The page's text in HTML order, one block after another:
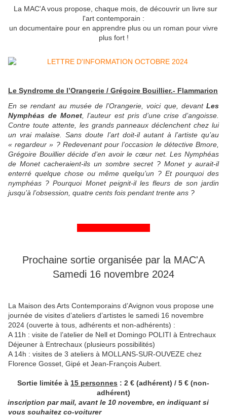
La MAC'A vous propose, chaque mois, de découvrir un livre sur
l'art contemporain :
un documentaire pour en apprendre plus ou un roman pour vivre
plus fort !
Le Syndrome de l’Orangerie / Grégoire Bouillier.- Flammarion
En se rendant au musée de l’Orangerie, voici que, devant Les
Nymphéas de Monet, l’auteur est pris d’une crise d’angoisse.
Contre toute attente, les grands panneaux déclenchent chez lui
un vrai malaise. Sans doute l’art doit-il autant à l’artiste qu’au
« regardeur » ? Redevenant pour l’occasion le détective Bmore,
Grégoire Bouillier décide d’en avoir le cœur net. Les Nymphéas
de Monet cacheraient-ils un sombre secret ? Monet y aurait-il
enterré quelque chose ou même quelqu’un ? Et pourquoi des
nymphéas ? Pourquoi Monet peignit-il les fleurs de son jardin
jusqu’à l’obsession, quatre cents fois pendant trente ans ?
Prochaine sortie organisée par la MAC'A
Samedi 16 novembre 2024
La Maison des Arts Contemporains d’Avignon vous propose une
journée de visites d’ateliers d’artistes le samedi 16 novembre
2024 (ouverte à tous, adhérents et non-adhérents) :
A 11h : visite de l’atelier de Nell et Domingo POLITI à Entrechaux
Déjeuner à Entrechaux (plusieurs possibilités)
A 14h : visites de 3 ateliers à MOLLANS-SUR-OUVEZE chez
Florence Gosset, Gipé et Jean-François Aubert.
Sortie limitée à 15 personnes : 2 € (adhérent) / 5 € (non-
adhérent)
inscription par mail, avant le 10 novembre, en indiquant si
vous souhaitez co-voiturer